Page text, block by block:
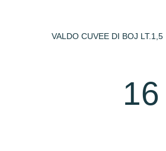
VALDO CUVEE DI BOJ LT.1,5